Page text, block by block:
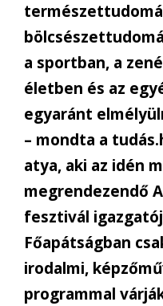
a sportban, a
életben és az
egyaránt
– mondta a
atya, aki az idén
megrendezendő
fesztivál
Főapátságban
irodalmi,
programmal